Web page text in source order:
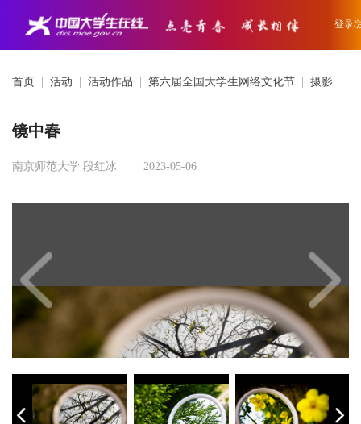
登录/
首页 活动 活动作品 第六届全国大学生网络文化节 摄影
镜中春
南京师范大学 段红冰 2023-05-06